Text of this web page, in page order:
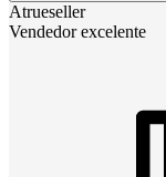
Atrueseller
Vendedor excelente